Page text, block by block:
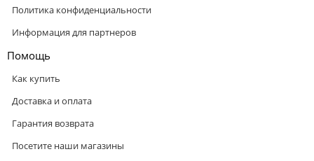
Политика конфиденциальности
Информация для партнеров
Помощь
Как купить
Доставка и оплата
Гарантия возврата
Посетите наши магазины